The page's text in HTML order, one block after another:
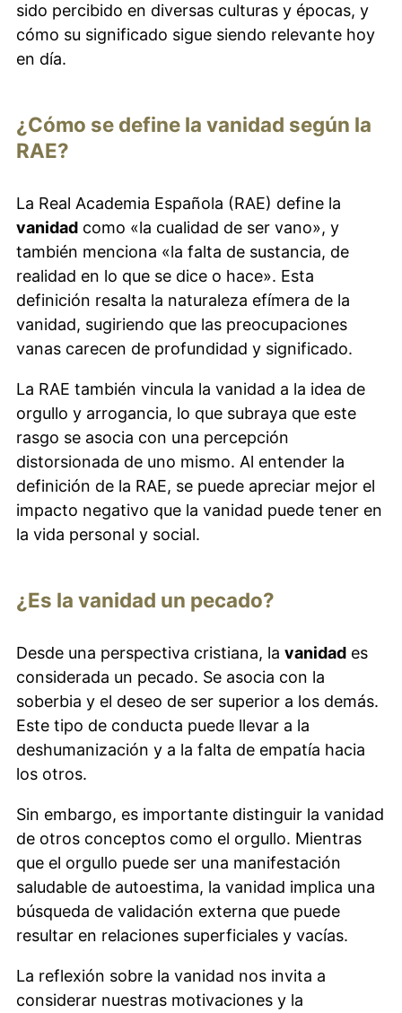
sido percibido en diversas culturas y épocas, y
cómo su significado sigue siendo relevante hoy
en día.
¿Cómo se define la vanidad según la
RAE?
La Real Academia Española (RAE) define la
vanidad como «la cualidad de ser vano», y
también menciona «la falta de sustancia, de
realidad en lo que se dice o hace». Esta
definición resalta la naturaleza efímera de la
vanidad, sugiriendo que las preocupaciones
vanas carecen de profundidad y significado.
La RAE también vincula la vanidad a la idea de
orgullo y arrogancia, lo que subraya que este
rasgo se asocia con una percepción
distorsionada de uno mismo. Al entender la
definición de la RAE, se puede apreciar mejor el
impacto negativo que la vanidad puede tener en
la vida personal y social.
¿Es la vanidad un pecado?
Desde una perspectiva cristiana, la vanidad es
considerada un pecado. Se asocia con la
soberbia y el deseo de ser superior a los demás.
Este tipo de conducta puede llevar a la
deshumanización y a la falta de empatía hacia
los otros.
Sin embargo, es importante distinguir la vanidad
de otros conceptos como el orgullo. Mientras
que el orgullo puede ser una manifestación
saludable de autoestima, la vanidad implica una
búsqueda de validación externa que puede
resultar en relaciones superficiales y vacías.
La reflexión sobre la vanidad nos invita a
considerar nuestras motivaciones y la